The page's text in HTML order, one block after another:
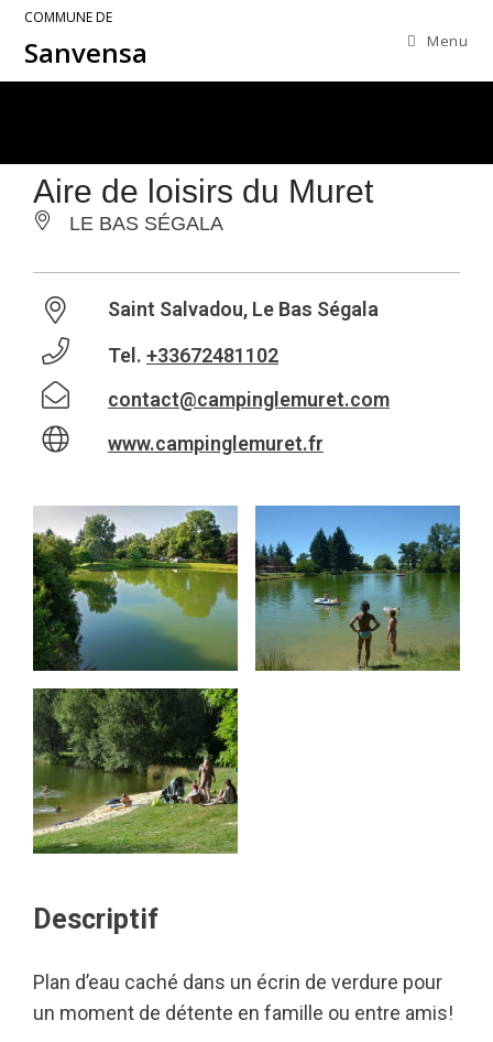
COMMUNE DE
Sanvensa Menu
Aire de loisirs du Muret
LE BAS SÉGALA
Saint Salvadou, Le Bas Ségala
Tel. +33672481102
contact@campinglemuret.com
www.campinglemuret.fr
Descriptif
Plan d’eau caché dans un écrin de verdure pour
un moment de détente en famille ou entre amis!